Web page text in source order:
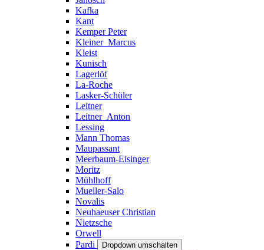
Kafka
Kant
Kemper Peter
Kleiner_Marcus
Kleist
Kunisch
Lagerlöf
La-Roche
Lasker-Schüler
Leitner
Leitner_Anton
Lessing
Mann Thomas
Maupassant
Meerbaum-Eisinger
Moritz
Mühlhoff
Mueller-Salo
Novalis
Neuhaeuser Christian
Nietzsche
Orwell
Pardi
Dropdown umschalten